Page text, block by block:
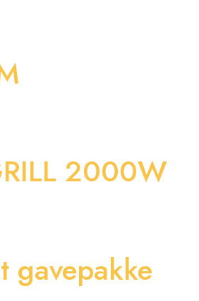
2000W
gavepakke